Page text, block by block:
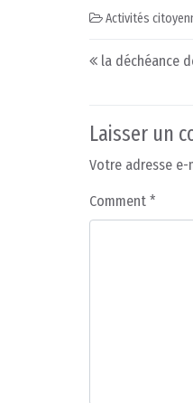
Activités
Post
la déchéance
Laisser un
Votre adresse e-
Comment *